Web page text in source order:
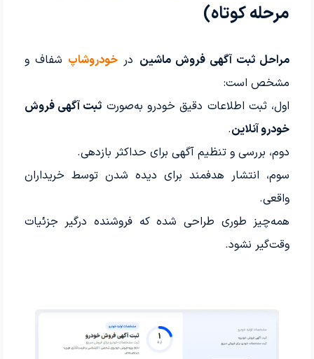
مرحله کوتاه)
مراحل ثبت آگهی فروش ماشین در خودروشاپ شفاف و
مشخص است:
اول، ثبت اطلاعات دقیق خودرو به‌صورت ثبت آگهی فروش
خودرو آنلاین.
دوم، بررسی و تنظیم آگهی برای حداکثر بازدهی.
سوم، انتشار هدفمند برای دیده شدن توسط خریداران
واقعی.
همه‌چیز طوری طراحی شده که فروشنده درگیر جزئیات
وقت‌گیر نشود.